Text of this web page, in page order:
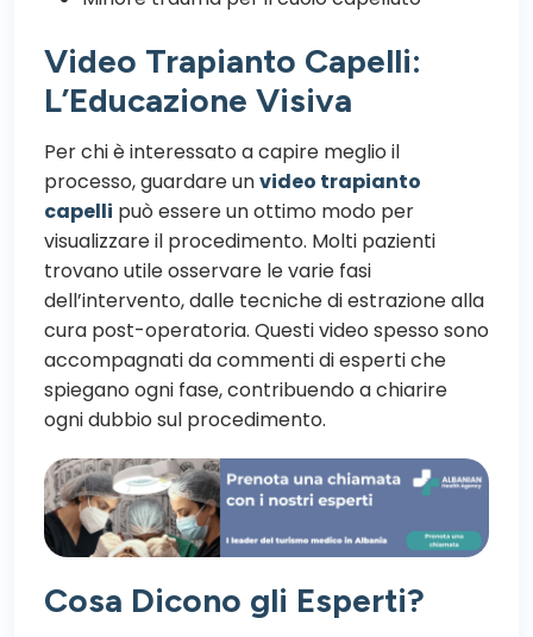
Video Trapianto Capelli:
L’Educazione Visiva
Per chi è interessato a capire meglio il
processo, guardare unvideo trapianto
capelli può essere un ottimo modo per
visualizzare il procedimento. Molti pazienti
trovano utile osservare le varie fasi
dell’intervento, dalle tecniche di estrazione alla
cura post-operatoria. Questi video spesso sono
accompagnati da commenti di esperti che
spiegano ogni fase, contribuendo a chiarire
ogni dubbio sul procedimento.
Cosa Dicono gli Esperti?